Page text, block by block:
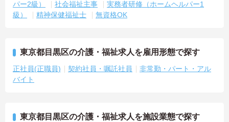
パー2級）
社会福祉主事
実務者研修（ホームヘルパー1
級）
精神保健福祉士 無資格OK
東京都目黒区の介護・福祉求人を雇用形態で探す
正社員(正職員) 契約社員・嘱託社員
非常勤・パート・アル
バイト
東京都目黒区の介護・福祉求人を施設業態で探す